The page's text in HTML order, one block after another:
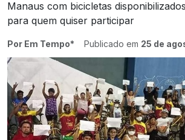
Manaus com bicicletas
para quem quiser participar
Por Em Tempo* Publicado em 25 de